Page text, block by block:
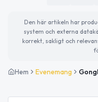
Den här artikeln har
system och externa
korrekt, sakligt och
Hem Evenemang